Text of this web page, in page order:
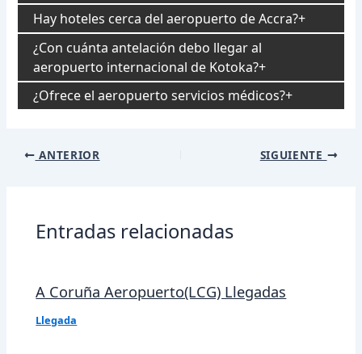
Hay hoteles cerca del aeropuerto de Accra?
¿Con cuánta antelación debo llegar al
aeropuerto internacional de Kotoka?
¿Ofrece el aeropuerto servicios médicos?
Navegación
ANTERIOR SIGUIENTE
Entradas relacionadas
A Coruña Aeropuerto(LCG) Llegadas
Llegada